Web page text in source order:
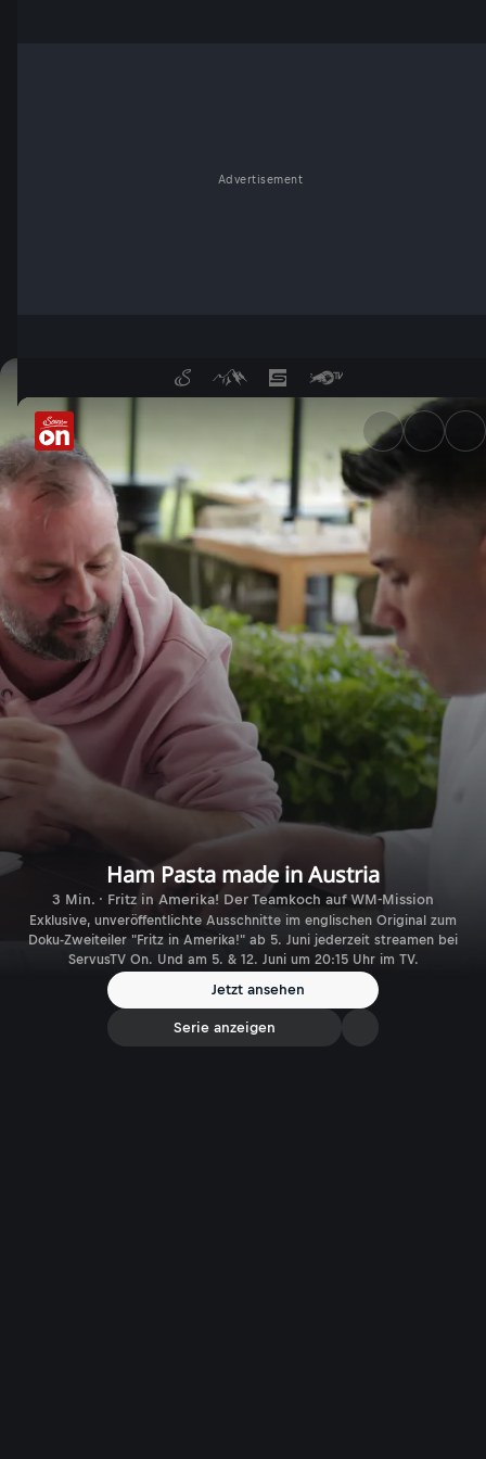
Advertisement
Schinkenfleckerl für die ÖFB-
Ham Pasta made in Austria
3 Min. · Fritz in Amerika! Der Teamkoch auf WM-Mission
Exklusive, unveröffentlichte Ausschnitte im englischen Original zum
Doku-Zweiteiler "Fritz in Amerika!" ab 5. Juni jederzeit streamen bei
ServusTV On. Und am 5. & 12. Juni um 20:15 Uhr im TV.
Jetzt ansehen
Serie anzeigen